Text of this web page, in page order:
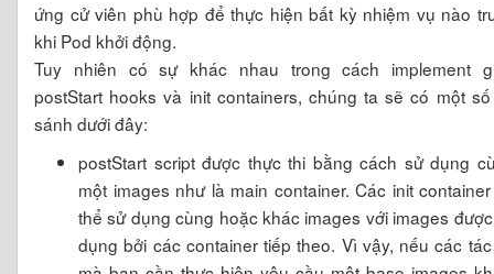
ứng cử viên phù hợp để thực hiện bất kỳ nhiệm vụ nào
khi Pod khởi động.
Tuy nhiên có sự khác nhau trong cách implement
postStart hooks và init containers, chúng ta sẽ có một
sánh dưới đây:
postStart script được thực thi bằng cách sử dụng
một images như là main container. Các init
thể sử dụng cùng hoặc khác images với images
dụng bởi các container tiếp theo. Vì vậy, nếu các